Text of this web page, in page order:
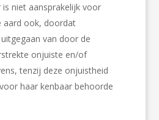
niet aansprakelijk voor
aard ook, doordat
van door de
onjuiste en/of
tenzij deze onjuistheid
haar kenbaar behoorde